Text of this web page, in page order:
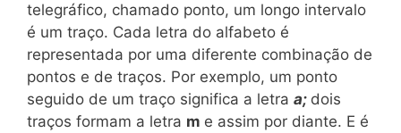
telegráfico, chamado ponto, um longo intervalo
é um traço. Cada letra do alfabeto é
representada por uma diferente combinação de
pontos e de traços. Por exemplo, um ponto
seguido de um traço significa a letra a; dois
traços formam a letra m e assim por diante. E é